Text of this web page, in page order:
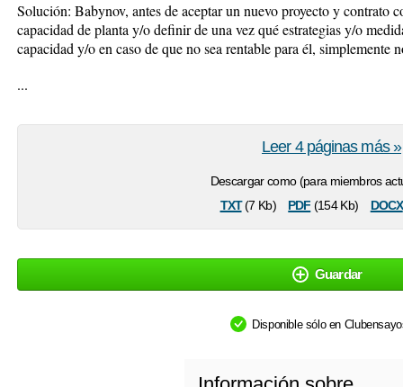
Solución: Babynov, antes de aceptar un nuevo proyecto y contrato
capacidad de planta y/o definir de una vez qué estrategias y/o
capacidad y/o en caso de que no sea rentable para él, simplemente
...
Descargar como (para miembros
txt(7 Kb) pdf (154 Kb) docx
Leer 4 páginas más »
Guardar
Disponible sólo en